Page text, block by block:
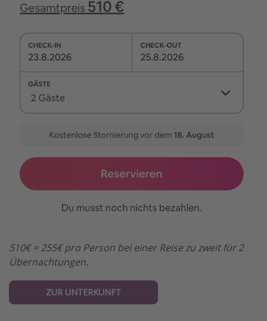
510€ = 255€ pro Person bei einer Reise zu zweit für 2
Übernachtungen.
ZUR UNTERKUNFT